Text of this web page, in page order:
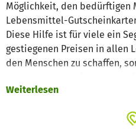
Möglichkeit, den bedürftigen
Lebensmittel-
Diese Hilfe ist für viele ein
gestiegenen Preisen in allen
den Menschen zu schaffen,
geben, dass sie nicht
Weiterlesen